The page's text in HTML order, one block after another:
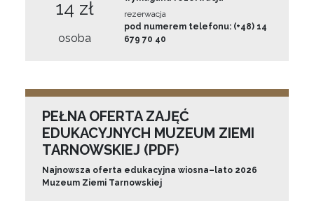
14 zł
osoba
rezerwacja
pod numerem telefonu: (+48) 14
679 70 40
PEŁNA OFERTA ZAJĘĆ
EDUKACYJNYCH MUZEUM ZIEMI
TARNOWSKIEJ (PDF)
Najnowsza oferta edukacyjna wiosna–lato 2026
Muzeum Ziemi Tarnowskiej